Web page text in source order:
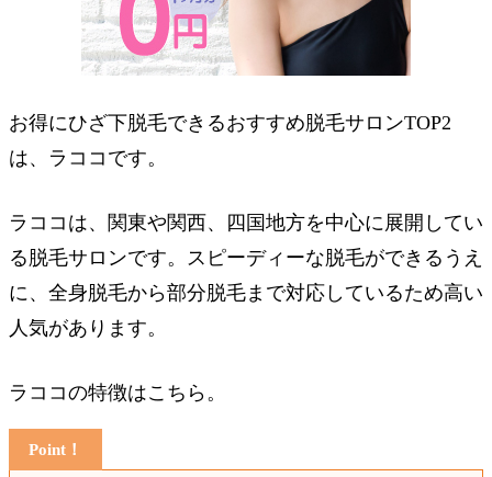
お得にひざ下脱毛できるおすすめ脱毛サロンTOP2
は、ラココです。
ラココは、関東や関西、四国地方を中心に展開してい
る脱毛サロンです。スピーディーな脱毛ができるうえ
に、全身脱毛から部分脱毛まで対応しているため高い
人気があります。
ラココの特徴はこちら。